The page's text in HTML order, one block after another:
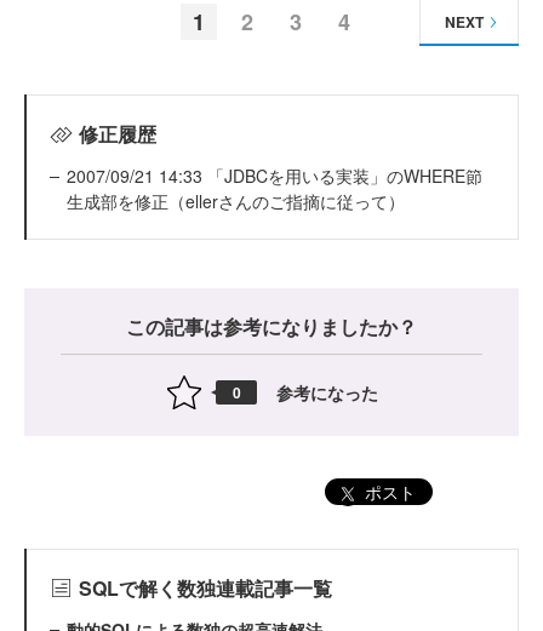
1 2 3 4 NEXT
修正履歴
2007/09/21 14:33 「JDBCを用いる実装」のWHERE節
生成部を修正（ellerさんのご指摘に従って）
この記事は参考になりましたか？
0 参考になった
ポスト
SQLで解く数独連載記事一覧